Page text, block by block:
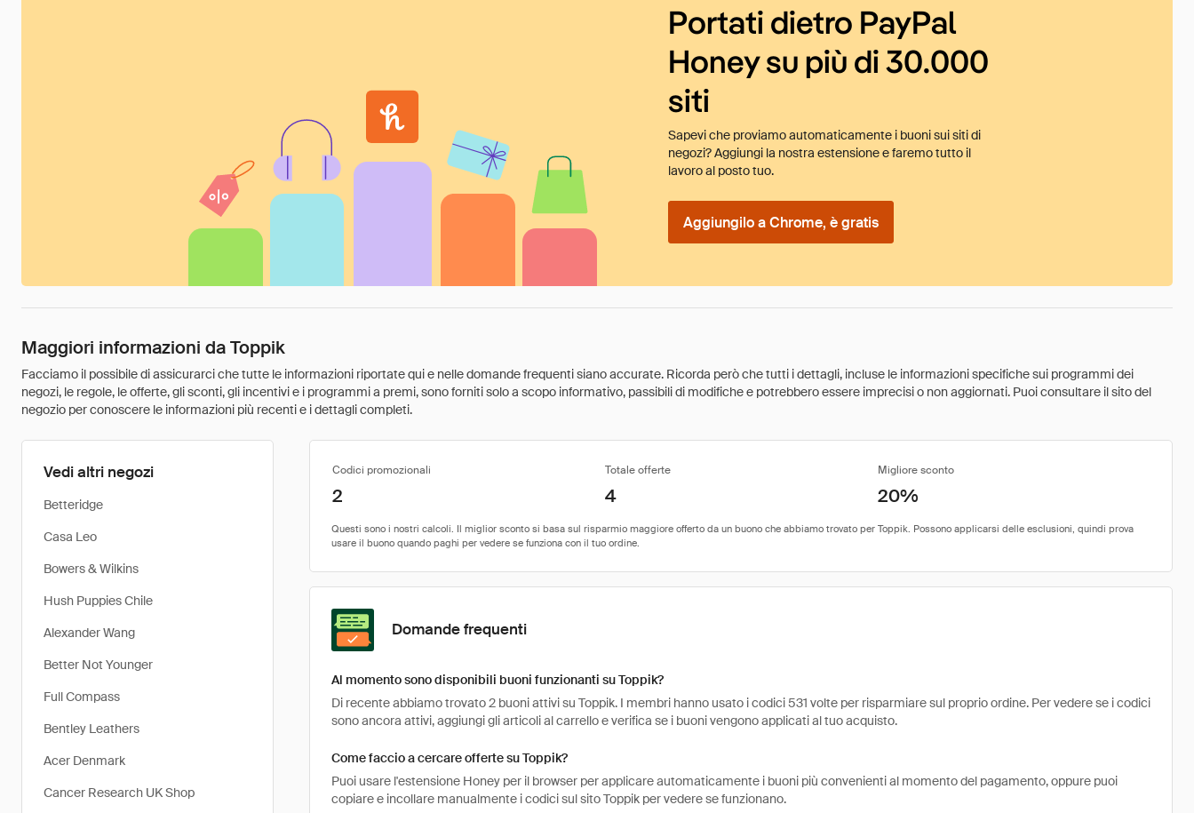
Portati dietro PayPal
Honey su più di 30.000
siti
Sapevi che proviamo automaticamente i buoni sui siti di
negozi? Aggiungi la nostra estensione e faremo tutto il
lavoro al posto tuo.
Aggiungilo a Chrome, è gratis
Maggiori informazioni da Toppik
Facciamo il possibile di assicurarci che tutte le informazioni riportate qui e nelle domande frequenti siano accurate. Ricorda però che tutti i dettagli, incluse le informazioni specifiche sui programmi dei
negozi, le regole, le offerte, gli sconti, gli incentivi e i programmi a premi, sono forniti solo a scopo informativo, passibili di modifiche e potrebbero essere imprecisi o non aggiornati. Puoi consultare il sito del
negozio per conoscere le informazioni più recenti e i dettagli completi.
Vedi altri negozi
Betteridge
Casa Leo
Bowers & Wilkins
Hush Puppies Chile
Alexander Wang
Better Not Younger
Full Compass
Bentley Leathers
Acer Denmark
Cancer Research UK Shop
Codici promozionali Totale offerte Migliore sconto
2 4 20%
Domande frequenti
Al momento sono disponibili buoni funzionanti su Toppik?
Di recente abbiamo trovato 2 buoni attivi su Toppik. I membri hanno usato i codici 531 volte per risparmiare sul proprio ordine. Per vedere se i codici
sono ancora attivi, aggiungi gli articoli al carrello e verifica se i buoni vengono applicati al tuo acquisto.
Come faccio a cercare offerte su Toppik?
Puoi usare l'estensione Honey per il browser per applicare automaticamente i buoni più convenienti al momento del pagamento, oppure puoi
copiare e incollare manualmente i codici sul sito Toppik per vedere se funzionano.